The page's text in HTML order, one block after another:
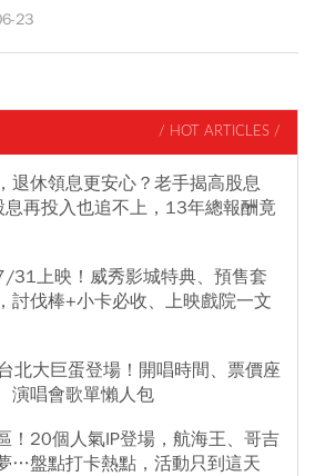
23
/ HOT ARTICLES /
休領息更安心？老手揭高股息
息再投入也追不上，13年總報酬竟
31上映！威秀影城特典、預售套
討伐棒+小卡必收、上映戲院一文
北大巨蛋登場！開唱時間、票價座
演唱會歌單懶人包
！20個人氣IP登場，航海王、哥吉
…盤點打卡熱點，活動只到這天